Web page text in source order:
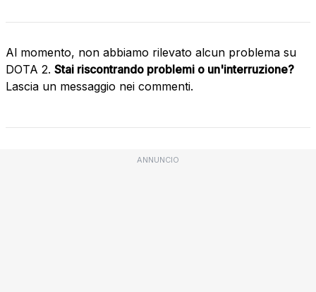
Al momento, non abbiamo rilevato alcun problema su
DOTA 2. Stai riscontrando problemi o un'interruzione?
Lascia un messaggio nei commenti.
ANNUNCIO